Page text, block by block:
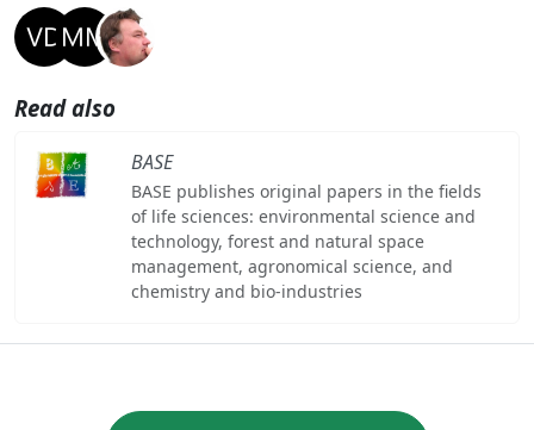
Read also
BASE
BASE publishes original papers in the fields
of life sciences: environmental science and
technology, forest and natural space
management, agronomical science, and
chemistry and bio-industries